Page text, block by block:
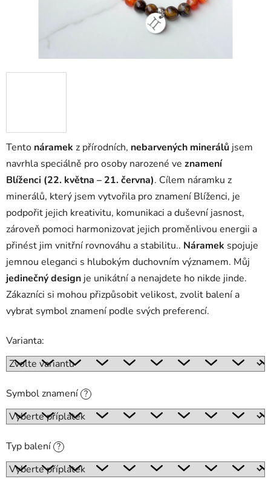
Tento náramek z přírodních, nebarvených minerálů jsem
navrhla speciálně pro osoby narozené ve znamení
Blíženci (22. května – 21. června). Cílem náramku z
minerálů, který jsem vytvořila pro znamení Blíženci, je
podpořit jejich kreativitu, komunikaci a duševní jasnost,
zároveň pomoci harmonizovat jejich proměnlivou energii a
přinést jim vnitřní rovnováhu a stabilitu.. Náramek spojuje
jemnou eleganci s hlubokým duchovním významem. Můj
jedinečný design je unikátní a nenajdete ho nikde jinde.
Zákazníci si mohou přizpůsobit velikost, zvolit balení a
vybrat symbol znamení podle svých preferencí.
Varianta:
Symbol znamení ?
Typ balení ?